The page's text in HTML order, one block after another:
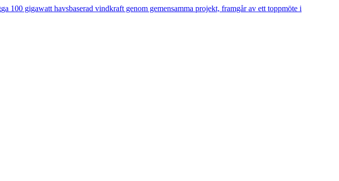
100 gigawatt havsbaserad vindkraft genom gemensamma projekt, framgår av ett toppmöte i